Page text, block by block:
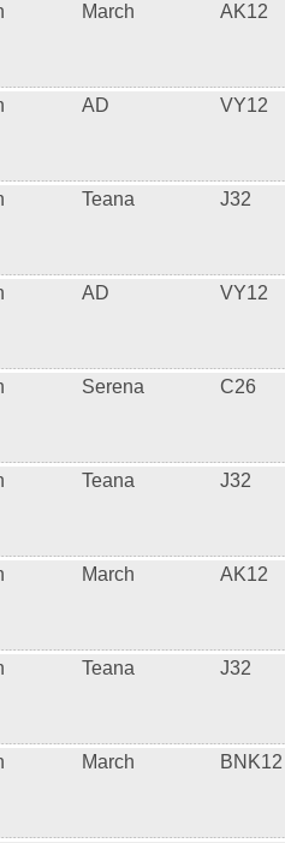
March AK12
AD VY12
Teana J32
AD VY12
Serena C26
Teana J32
March AK12
Teana J32
March BNK12